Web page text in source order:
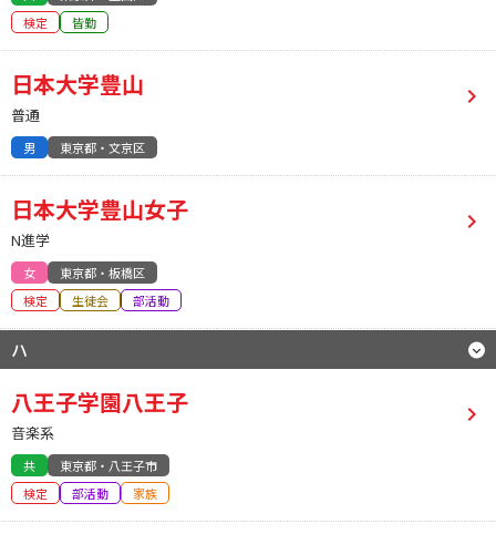
検定
皆勤
日本大学豊山
普通
男 東京都・文京区
日本大学豊山女子
N進学
女
東京都・板橋区
検定
生徒会 部活動
ハ
八王子学園八王子
音楽系
共
東京都・八王子市
検定
部活動 家族